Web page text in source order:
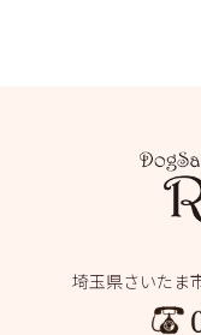
埼玉県さいたま